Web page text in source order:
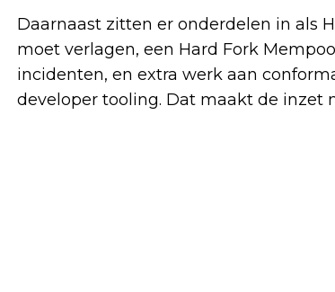
Daarnaast zitten er onderdelen in als
moet verlagen, een Hard Fork
incidenten, en extra werk aan
developer tooling. Dat maakt de inzet